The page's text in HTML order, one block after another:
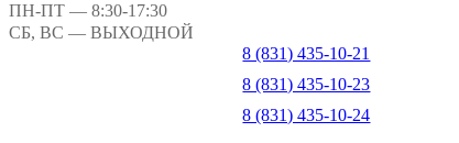
ПН-ПТ — 8:30-17:30
СБ, ВС — ВЫХОДНОЙ
8 (831) 435-10-21
8 (831) 435-10-23
8 (831) 435-10-24